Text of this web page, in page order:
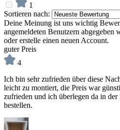
1
Sortieren nach:
Deine Meinung ist uns wichtig
angemeldeten Benutzern abgegeben
oder erstelle einen neuen Account.
guter Preis
4
Ich bin sehr zufrieden über diese
leicht zu montiert, die Preis war
zufrieden und ich überlegen da in
bestellen.